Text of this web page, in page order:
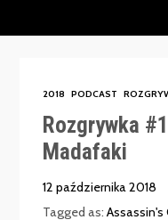
2018 PODCAST
Rozgrywka
Madafaki
12 października 2018
Tagged as:Assassin's